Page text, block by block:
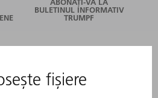
BULETINUL INFORMATIV
TRUMPF